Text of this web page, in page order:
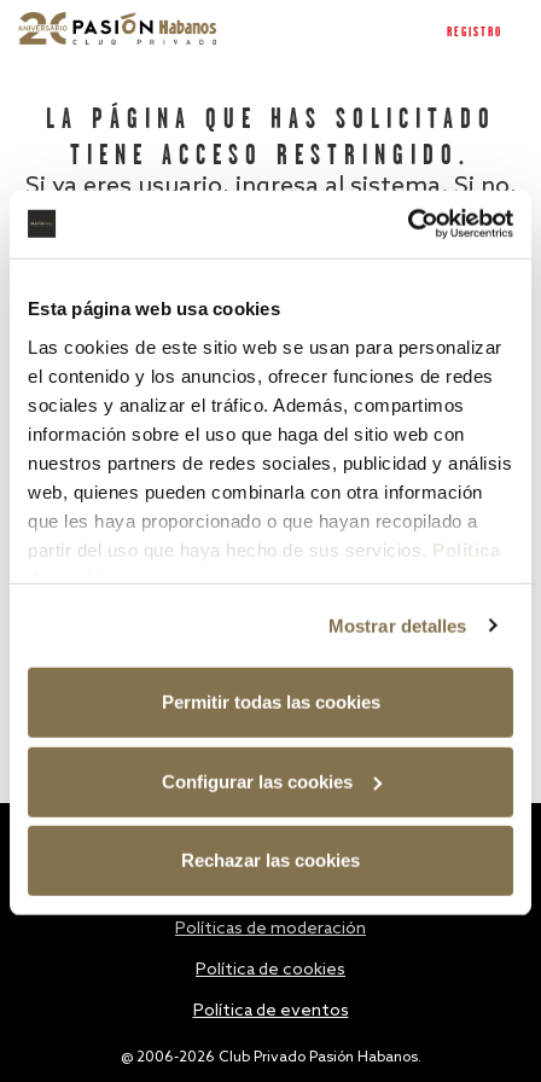
Esta página web usa cookies
Las cookies de este sitio web se usan para personalizar
el contenido y los anuncios, ofrecer funciones de redes
sociales y analizar el tráfico. Además, compartimos
información sobre el uso que haga del sitio web con
nuestros partners de redes sociales, publicidad y análisis
web, quienes pueden combinarla con otra información
que les haya proporcionado o que hayan recopilado a
partir del uso que haya hecho de sus servicios. Política
Mostrar detalles
Permitir todas las cookies
Configurar las cookies
Rechazar las cookies
REGISTRO
LA PÁGINA QUE HAS SOLICITADO
TIENE ACCESO RESTRINGIDO.
Si ya eres usuario, ingresa al sistema. Si no,
¿Has olvidado tu contraseña?
@ 2006-2026 Club Privado Pasión Habanos.
Políticas de moderación
Política de cookies
Política de eventos